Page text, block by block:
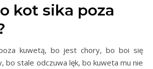
kot sika poza
kuwetą, bo jest chory, bo boi się
bo stale odczuwa lęk, bo kuweta mu nie